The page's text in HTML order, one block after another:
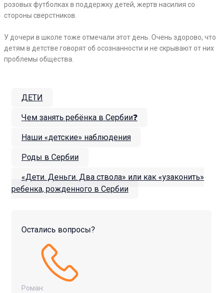
розовых футболках в поддержку детей, жертв насилия со
стороны сверстников.
У дочери в школе тоже отмечали этот день. Очень здорово, что
детям в детстве говорят об осознанности и не скрывают от них
проблемы общества.
ДЕТИ
Чем занять ребёнка в Сербии❓
Наши «детские» наблюдения
Роды в Сербии
«Дети. Деньги. Два ствола» или как «узаконить»
ребенка, рожденного в Сербии
Остались вопросы?
Роман: